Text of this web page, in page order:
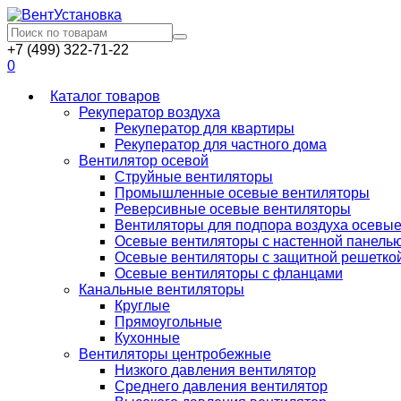
+7 (499) 322-71-22
0
Каталог товаров
Рекуператор воздуха
Рекуператор для квартиры
Рекуператор для частного дома
Вентилятор осевой
Струйные вентиляторы
Промышленные осевые вентиляторы
Реверсивные осевые вентиляторы
Вентиляторы для подпора воздуха осевые
Осевые вентиляторы с настенной
Осевые вентиляторы с защитной
Осевые вентиляторы с фланцами
Канальные вентиляторы
Круглые
Прямоугольные
Кухонные
Вентиляторы центробежные
Низкого давления вентилятор
Среднего давления вентилятор